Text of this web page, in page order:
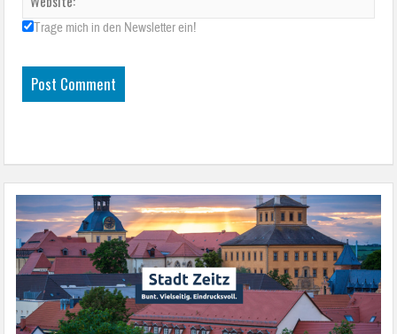
Trage mich in den Newsletter ein!